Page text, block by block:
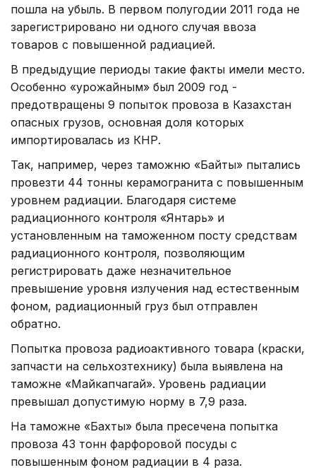
пошла на убыль. В первом полугодии 2011 года не
зарегистрировано ни одного случая ввоза
товаров с повышенной радиацией.
В предыдущие периоды такие факты имели место.
Особенно «урожайным» был 2009 год -
предотвращены 9 попыток провоза в Казахстан
опасных грузов, основная доля которых
импортировалась из КНР.
Так, например, через таможню «Байты» пытались
провезти 44 тонны керамогранита с повышенным
уровнем радиации. Благодаря системе
радиационного контроля «Янтарь» и
установленным на таможенном посту средствам
радиационного контроля, позволяющим
регистрировать даже незначительное
превышение уровня излучения над естественным
фоном, радиационный груз был отправлен
обратно.
Попытка провоза радиоактивного товара (краски,
запчасти на сельхозтехнику) была выявлена на
таможне «Майкапчагай». Уровень радиации
превышал допустимую норму в 7,9 раза.
На таможне «Бахты» была пресечена попытка
провоза 43 тонн фарфоровой посуды с
повышенным фоном радиации в 4 раза.